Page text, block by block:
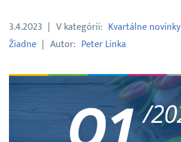
O nás
Tím a náš príbeh
Kontakt a média
3.4.2023 V kategórii Kvartálne novinky
Žiadne
Autor Peter Linka